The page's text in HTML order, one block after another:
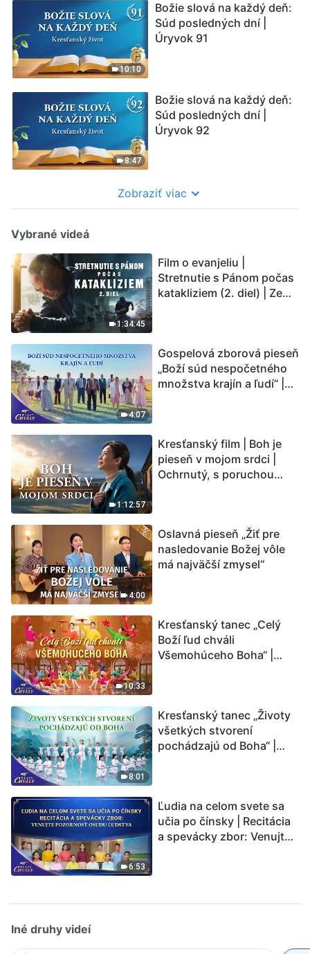
10:10
Božie slová na každý deň:
Súd posledných dní |
Úryvok 91
8:47
Božie slová na každý deň:
Súd posledných dní |
Úryvok 92
Zobraziť viac
Vybrané videá
1:34:45
Film o evanjeliu |
Stretnutie s Pánom počas
katakliziem (2. diel) | Zem
Ľudstvu sa začína
odpočítavať čas. Našli ste
spôsob, ako prežiť?
4:07
Gospelová zborová pieseň
„Boží súd nespočetného
množstva krajín a ľudí“ |
1:12:57
Kresťanský film | Boh je
pieseň v mojom srdci |
Ochrnutý, s poruchou
4:00
Oslavná pieseň „Žiť pre
nasledovanie Božej vôle
má najväčší zmysel“
10:33
Kresťanský tanec „Celý
Boží ľud chváli
Všemohúceho Boha“ |
8:01
Kresťanský tanec „Životy
všetkých stvorení
pochádzajú od Boha“ |
6:53
Ľudia na celom svete sa
učia po čínsky | Recitácia
a spevácky zbor: Venujte
Iné druhy videí